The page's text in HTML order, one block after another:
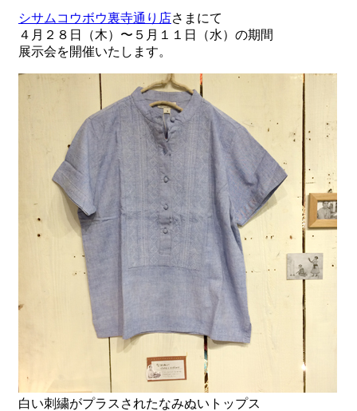
シサムコウボウ裏寺通り店さまにて
４月２８日（木）〜５月１１日（水）の期間
展示会を開催いたします。
白い刺繍がプラスされたなみぬいトップス